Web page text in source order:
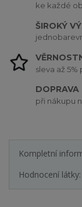
ke každé
ŠIROKÝ
sleva až
při nákupu
Kompletní
Hodnocení látky: